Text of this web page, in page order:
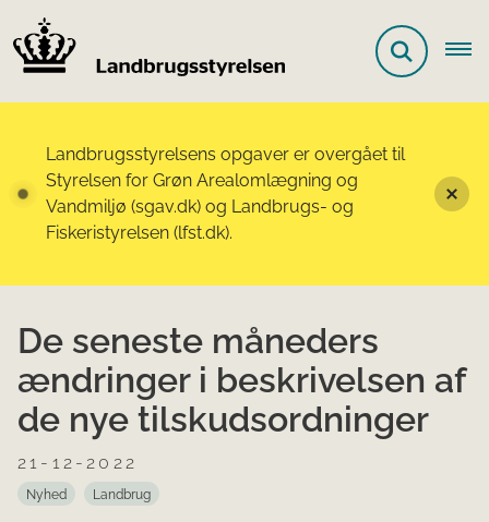
Landbrugsstyrelsens opgaver er overgået til
Styrelsen for Grøn Arealomlægning og
Vandmiljø (sgav.dk) og Landbrugs- og
Fiskeristyrelsen (lfst.dk).
De seneste måneders
ændringer i beskrivelsen af
de nye tilskudsordninger
21-12-2022
Nyhed Landbrug